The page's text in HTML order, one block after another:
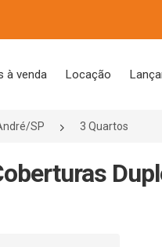
à venda Locação
SP 3 Quartos